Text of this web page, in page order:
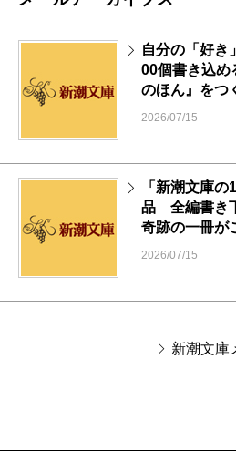
自分の「好き
00個書き込め
のほん』をつ
2026/07/15
「新潮文庫
品 全編書き
奇跡の一冊が
2026/07/15
新潮文庫